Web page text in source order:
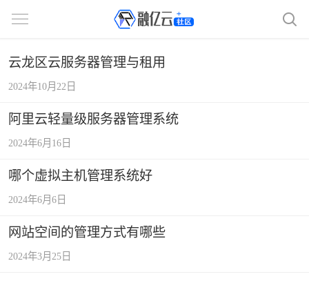
云龙区云服务器管理与租用
2024年10月22日
阿里云轻量级服务器管理系统
2024年6月16日
哪个虚拟主机管理系统好
2024年6月6日
网站空间的管理方式有哪些
2024年3月25日